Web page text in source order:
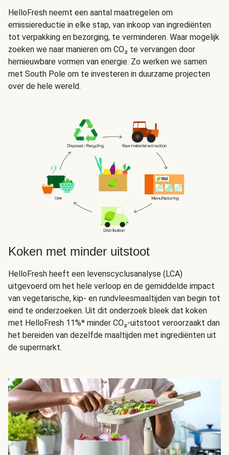
HelloFresh neemt een aantal maatregelen om
emissiereductie in elke stap, van inkoop van ingrediënten
tot verpakking en bezorging, te verminderen. Waar mogelijk
zoeken we naar manieren om CO₂ te vervangen door
hernieuwbare vormen van energie. Zo werken we samen
met South Pole om te investeren in duurzame projecten
over de hele wereld.
Koken met minder uitstoot
HelloFresh heeft een levenscyclusanalyse (LCA)
uitgevoerd om het hele verloop en de gemiddelde impact
van vegetarische, kip- en rundvleesmaaltijden van begin tot
eind te onderzoeken. Uit dit onderzoek bleek dat koken
met HelloFresh 11%* minder CO₂-uitstoot veroorzaakt dan
het bereiden van dezelfde maaltijden met ingrediënten uit
de supermarkt.